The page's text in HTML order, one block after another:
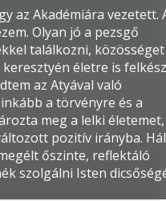
az Akadémiára vezetett.
Olyan jó a pezsgő
találkozni, közösséget
életre is
az Atyával való
a törvényre és a
meg a lelki életemet,
pozitív irányba.
őszinte, reflektáló
szolgálni Isten